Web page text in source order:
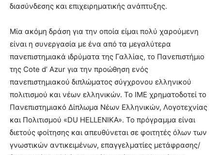
διασύνδεσης και επιχειρηματικής ανάπτυξης.
Μία ακόμη δράση για την οποία είμαι πολύ χαρούμενη
είναι η συνεργασία με ένα από τα μεγαλύτερα
πανεπιστημιακά ιδρύματα της Γαλλίας, το Πανεπιστήμιο
της Cote d’ Azur για την προώθηση ενός
πανεπιστημιακού διπλώματος σύγχρονου ελληνικού
πολιτισμού και νέων ελληνικών. Το ΙΜΕ χρηματοδοτεί το
Πανεπιστημιακό Δίπλωμα Νέων Ελληνικών, Λογοτεχνίας
και Πολιτισμού «DU HELLENIKA». Το πρόγραμμα είναι
διετούς φοίτησης και απευθύνεται σε φοιτητές όλων των
γνωστικών αντικειμένων, επαγγελματίες μετάφρασης/